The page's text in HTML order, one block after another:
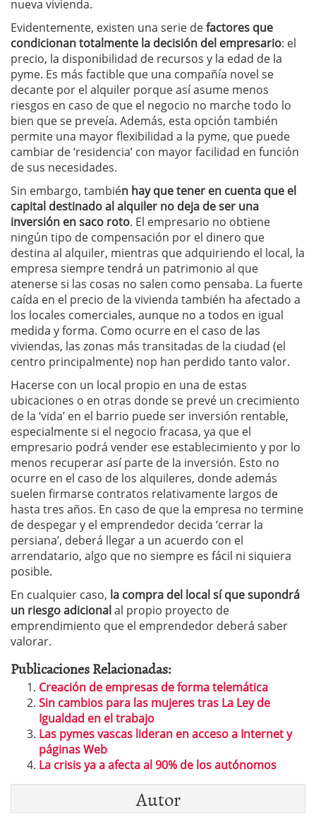
nueva vivienda.
Evidentemente, existen una serie defactores que
condicionan totalmente la decisión del empresario: el
precio, la disponibilidad de recursos y la edad de la
pyme. Es más factible que una compañía novel se
decante por el alquiler porque así asume menos
riesgos en caso de que el negocio no marche todo lo
bien que se preveía. Además, esta opción también
permite una mayor flexibilidad a la pyme, que puede
cambiar de ‘residencia’ con mayor facilidad en función
de sus necesidades.
Sin embargo, también hay que tener en cuenta que el
capital destinado al alquiler no deja de ser una
inversión en saco roto. El empresario no obtiene
ningún tipo de compensación por el dinero que
destina al alquiler, mientras que adquiriendo el local, la
empresa siempre tendrá un patrimonio al que
atenerse si las cosas no salen como pensaba. La fuerte
caída en el precio de la vivienda también ha afectado a
los locales comerciales, aunque no a todos en igual
medida y forma. Como ocurre en el caso de las
viviendas, las zonas más transitadas de la ciudad (el
centro principalmente) nop han perdido tanto valor.
Hacerse con un local propio en una de estas
ubicaciones o en otras donde se prevé un crecimiento
de la ‘vida’ en el barrio puede ser inversión rentable,
especialmente si el negocio fracasa, ya que el
empresario podrá vender ese establecimiento y por lo
menos recuperar así parte de la inversión. Esto no
ocurre en el caso de los alquileres, donde además
suelen firmarse contratos relativamente largos de
hasta tres años. En caso de que la empresa no termine
de despegar y el emprendedor decida ‘cerrar la
persiana’, deberá llegar a un acuerdo con el
arrendatario, algo que no siempre es fácil ni siquiera
posible.
En cualquier caso, la compra del local sí que supondrá
un riesgo adicionalal propio proyecto de
emprendimiento que el emprendedor deberá saber
valorar.
Publicaciones Relacionadas:
Creación de empresas de forma telemática
Sin cambios para las mujeres tras La Ley de
Igualdad en el trabajo
Las pymes vascas lideran en acceso a Internet y
páginas Web
La crisis ya a afecta al 90% de los autónomos
Autor